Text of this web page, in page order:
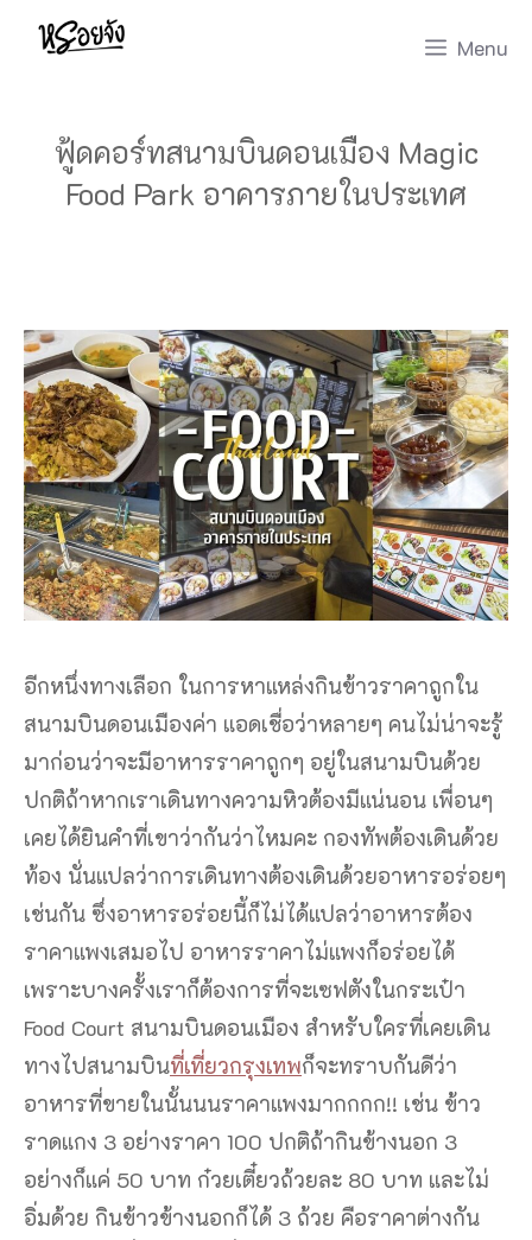
Skip
Menu
ฟู้ดคอร์ทสนามบินดอนเมือง Magic
Food Park อาคารภายในประเทศ
อีกหนึ่งทางเลือก ในการหาแหล่งกินข้าวราคาถูกใน
สนามบินดอนเมืองค่า แอดเชื่อว่าหลายๆ คนไม่น่าจะรู้
มาก่อนว่าจะมีอาหารราคาถูกๆ อยู่ในสนามบินด้วย
ปกติถ้าหากเราเดินทางความหิวต้องมีแน่นอน เพื่อนๆ
เคยได้ยินคำที่เขาว่ากันว่าไหมคะ กองทัพต้องเดินด้วย
ท้อง นั่นแปลว่าการเดินทางต้องเดินด้วยอาหารอร่อยๆ
เช่นกัน ซึ่งอาหารอร่อยนี้ก็ไม่ได้แปลว่าอาหารต้อง
ราคาแพงเสมอไป อาหารราคาไม่แพงก็อร่อยได้
เพราะบางครั้งเราก็ต้องการที่จะเซฟตังในกระเป๋า
Food Court สนามบินดอนเมือง สำหรับใครที่เคยเดิน
ทางไปสนามบินที่เที่ยวกรุงเทพก็จะทราบกันดีว่า
อาหารที่ขายในนั้นนนราคาแพงมากกกก!! เช่น ข้าว
ราดแกง 3 อย่างราคา 100 ปกติถ้ากินข้างนอก 3
อย่างก็แค่ 50 บาท ก๋วยเตี๋ยวถ้วยละ 80 บาท และไม่
อิ่มด้วย กินข้าวข้างนอกก็ได้ 3 ถ้วย คือราคาต่างกัน